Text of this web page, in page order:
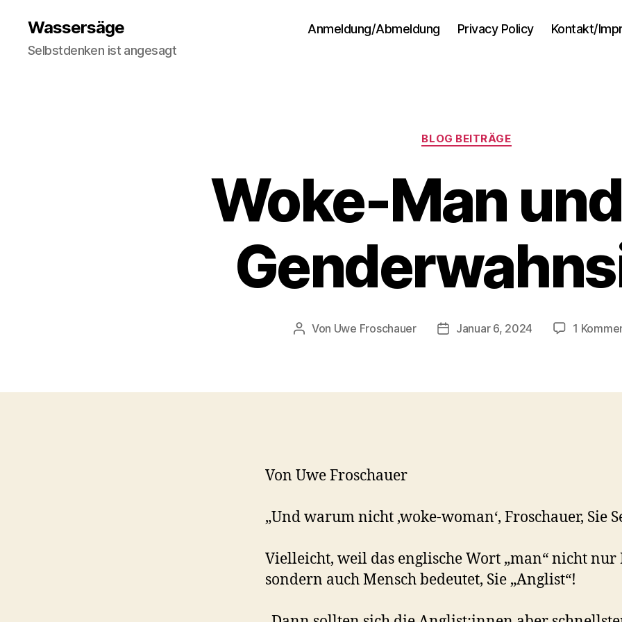
Wassersäge
Selbstdenken ist angesagt
Anmeldung/Abmeldung Privacy Policy Kontakt/
Kategorien
BLOG BEITRÄGE
Woke-Man
Beitragsautor
Von Uwe Froschauer Beitragsdatum
Januar 6, 2024 1
Von Uwe Froschauer
„Und warum nicht ‚woke-woman‘, Froschauer, Sie
Vielleicht, weil das englische Wort „man“ nicht nur
sondern auch Mensch bedeutet, Sie „Anglist“!